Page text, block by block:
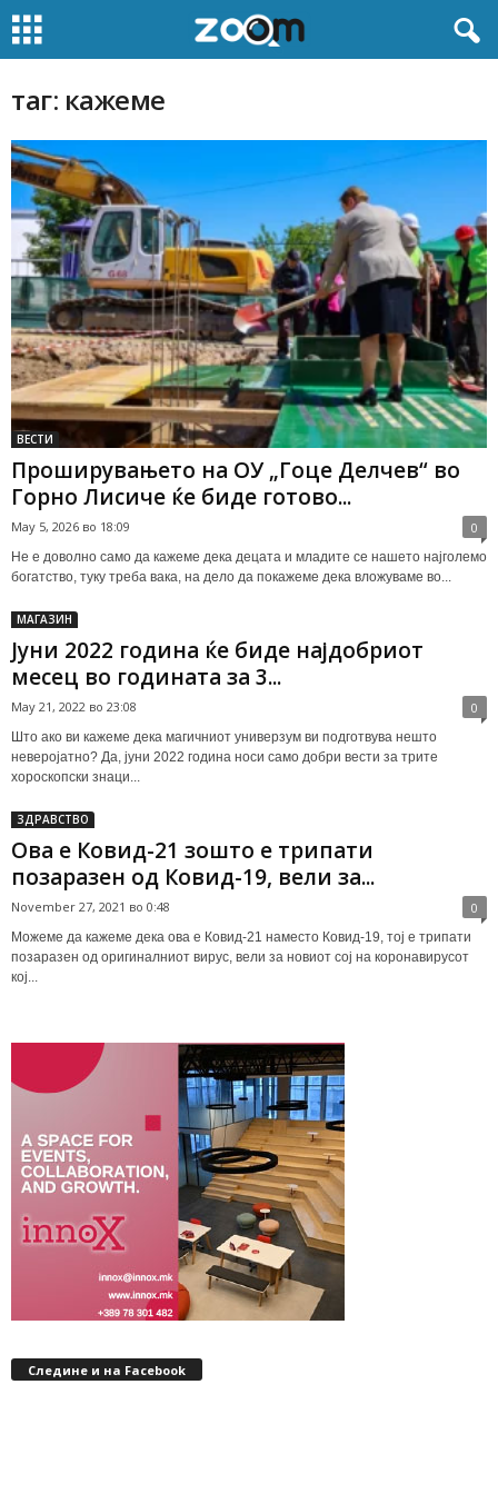
таг: кажеме
ВЕСТИ
Проширувањето на ОУ „Гоце Делчев“ во
Горно Лисиче ќе биде готово...
May 5, 2026 во 18:09 0
Не е доволно само да кажеме дека децата и младите се нашето најголемо
богатство, туку треба вака, на дело да покажеме дека вложуваме во...
МАГАЗИН
Јуни 2022 година ќе биде најдобриот
месец во годината за 3...
May 21, 2022 во 23:08 0
Што ако ви кажеме дека магичниот универзум ви подготвува нешто
неверојатно? Да, јуни 2022 година носи само добри вести за трите
хороскопски знаци...
ЗДРАВСТВО
Ова е Ковид-21 зошто е трипати
позаразен од Ковид-19, вели за...
November 27, 2021 во 0:48 0
Можеме да кажеме дека ова е Ковид-21 наместо Ковид-19, тој е трипати
позаразен од оригиналниот вирус, вели за новиот сој на коронавирусот
кој...
Следине и на Facebook